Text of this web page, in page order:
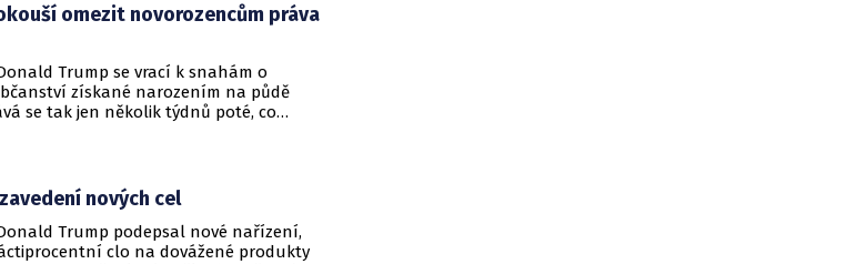
omezit novorozencům práva
Trump se vrací k snahám o
získané narozením na půdě
se tak jen několik týdnů poté, co
nových cel
Trump podepsal nové nařízení,
clo na dovážené produkty